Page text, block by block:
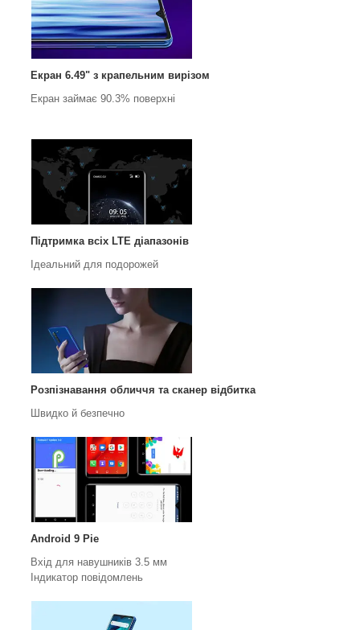
Екран 6.49" з крапельним вирізом
Екран займає 90.3% поверхні
Підтримка всіх LTE діапазонів
Ідеальний для подорожей
Розпізнавання обличчя та сканер відбитка
Швидко й безпечно
Android 9 Pie
Вхід для навушників 3.5 мм
Індикатор повідомлень